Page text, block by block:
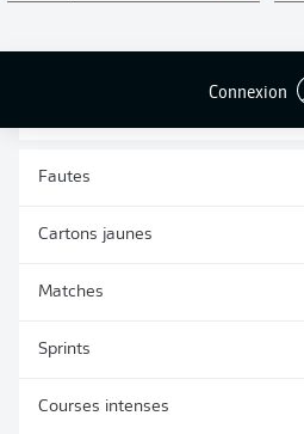
Connexion
0
Fautes
Cartons jaunes
Matches
Sprints
Courses intenses